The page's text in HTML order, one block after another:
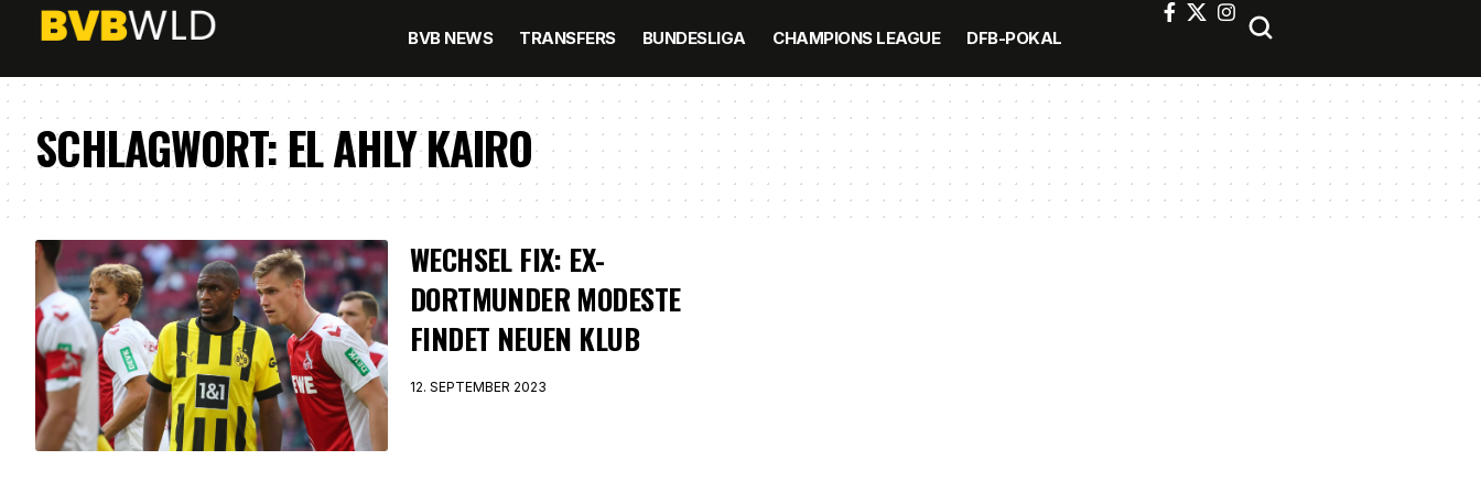
BVB NEWS TRANSFERS BUNDESLIGA CHAMPIONS LEAGUE DFB-POKAL
SCHLAGWORT:EL AHLY KAIRO
WECHSEL FIX: EX-
DORTMUNDER MODESTE
FINDET NEUEN KLUB
12. SEPTEMBER 2023